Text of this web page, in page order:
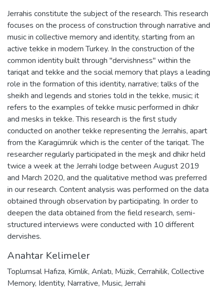
Jerrahis constitute the subject of the research. This research
focuses on the process of construction through narrative and
music in collective memory and identity, starting from an
active tekke in modern Turkey. In the construction of the
common identity built through "dervishness" within the
tariqat and tekke and the social memory that plays a leading
role in the formation of this identity, narrative; talks of the
sheikh and legends and stories told in the tekke, music; it
refers to the examples of tekke music performed in dhikr
and mesks in tekke. This research is the first study
conducted on another tekke representing the Jerrahis, apart
from the Karagümrük which is the center of the tariqat. The
researcher regularly participated in the meşk and dhikr held
twice a week at the Jerrahi lodge between August 2019
and March 2020, and the qualitative method was preferred
in our research. Content analysis was performed on the data
obtained through observation by participating. In order to
deepen the data obtained from the field research, semi-
structured interviews were conducted with 10 different
dervishes.
Anahtar Kelimeler
Toplumsal Hafıza, Kimlik, Anlatı, Müzik, Cerrahilik, Collective
Memory, Identity, Narrative, Music, Jerrahi